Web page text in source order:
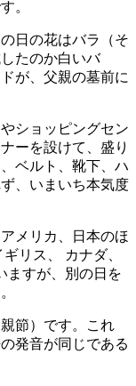
。
日の花はバラ（そ
たのか白いバ
が、父親の墓前に
ショッピングセン
ーを設けて、盛り
ベルト、靴下、ハ
、いまいち本気度
メリカ、日本のほ
リス、 カナダ、
ますが、別の日を
節）です。これ
発音が同じである